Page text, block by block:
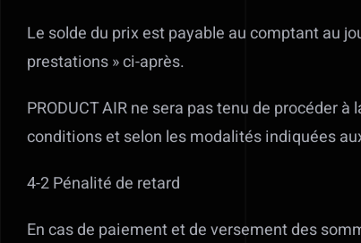
Le solde du prix est payable au comptant au
prestations » ci-après.
PRODUCT AIR ne sera pas tenu de procéder
conditions et selon les modalités indiquées
4-2 Pénalité de retard
En cas de paiement et de versement des